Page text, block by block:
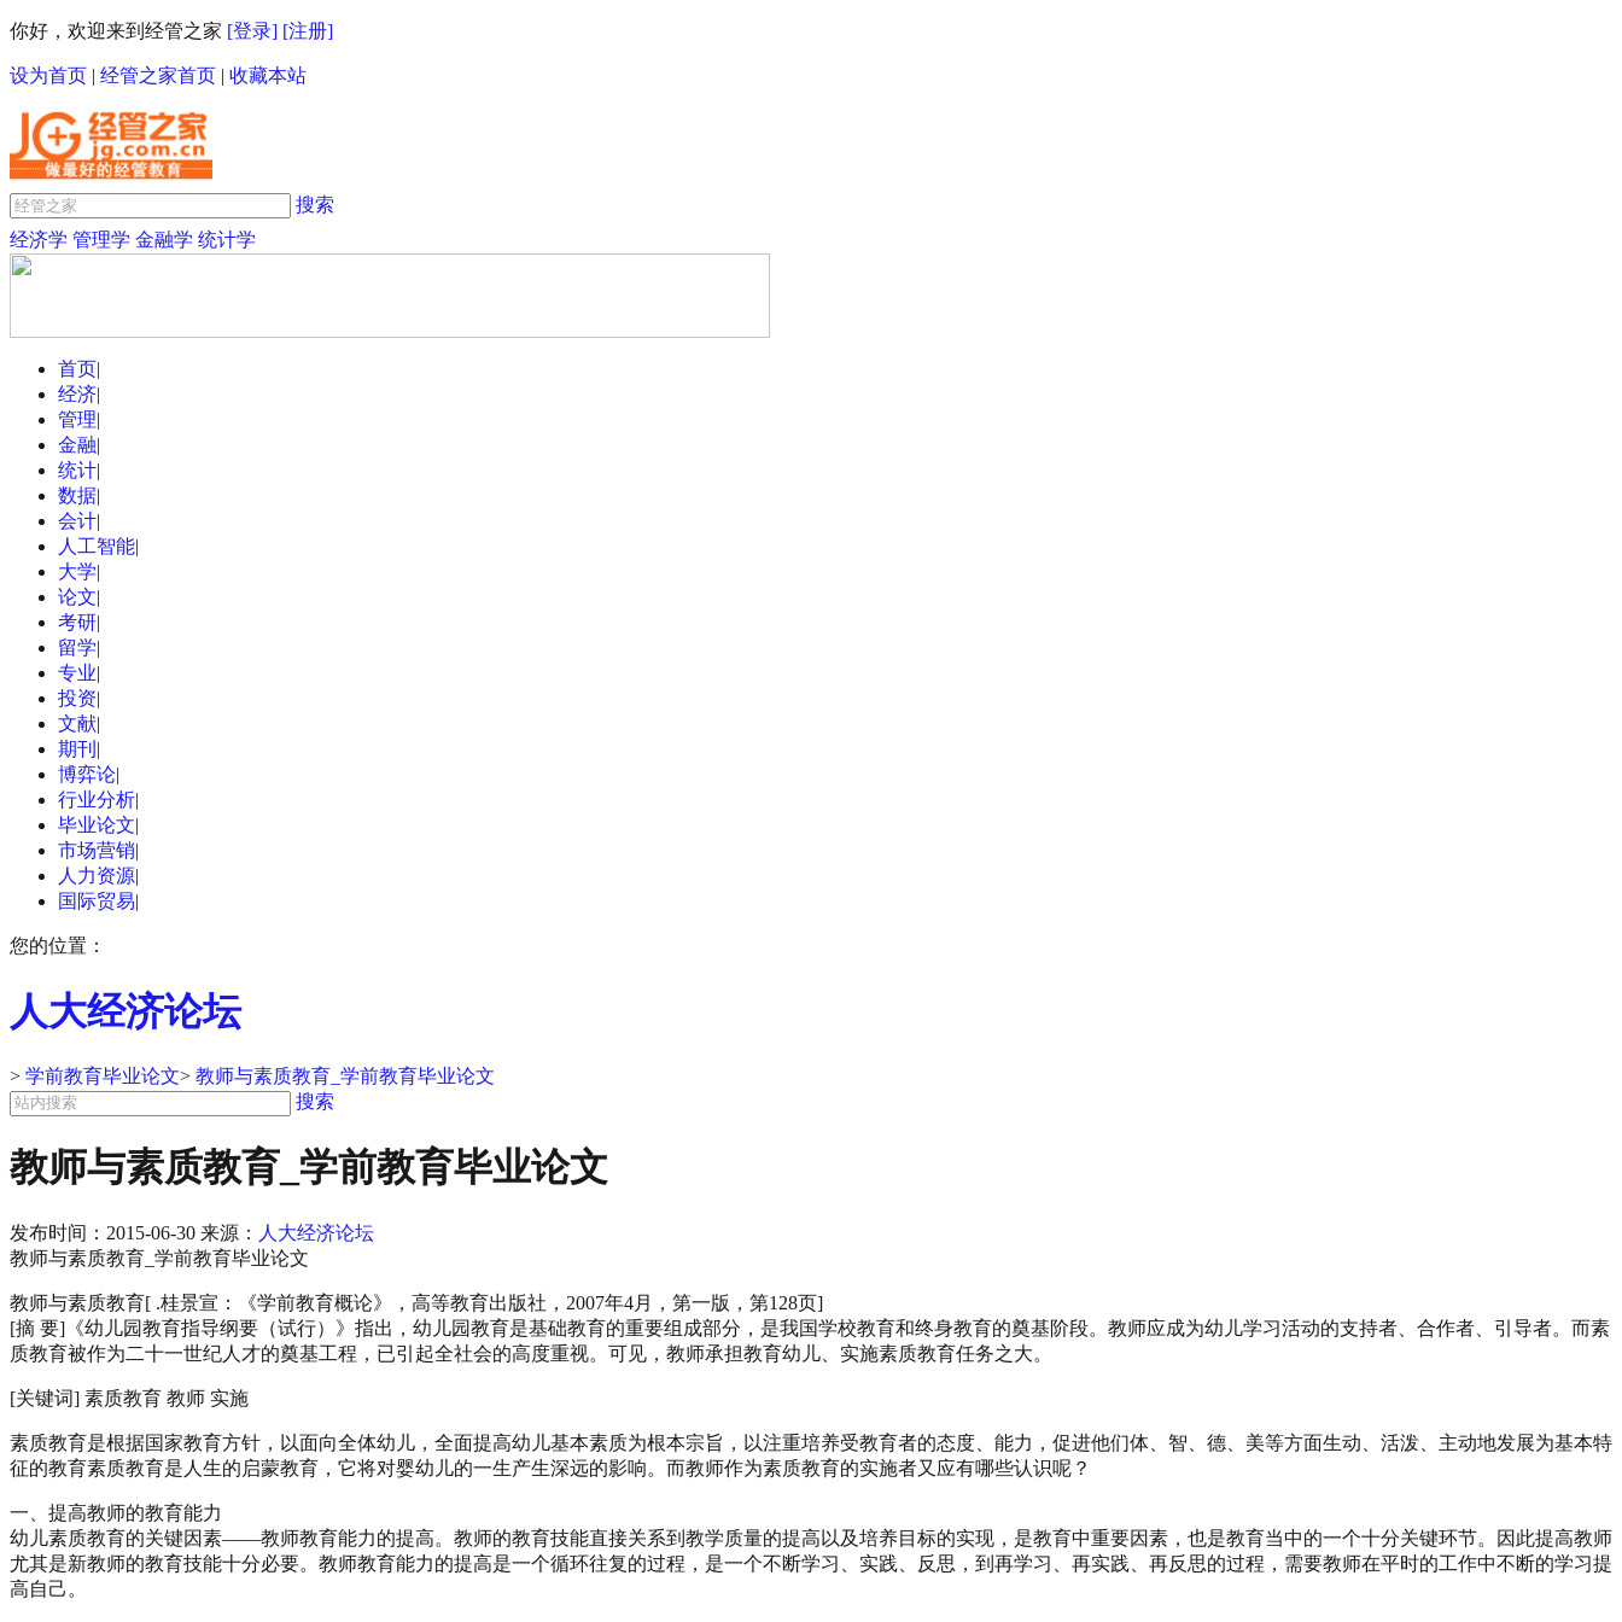
你好，欢迎来到经管之家 [登录] [注册]
设为首页 | 经管之家首页 | 收藏本站
搜索
经济学 管理学 金融学 统计学
首页|
经济|
管理|
金融|
统计|
数据|
会计|
人工智能|
大学|
论文|
考研|
留学|
专业|
投资|
文献|
期刊 |
博弈论|
行业分析|
毕业论文|
市场营销|
人力资源|
国际贸易|
您的位置：
人大经济论坛
> 学前教育毕业论文> 教师与素质教育_学前教育毕业论文
搜索
教师与素质教育_学前教育毕业论文
发布时间： 2015-06-30 来源： 人大经济论坛
教师与素质教育_学前教育毕业论文
教师与素质教育[ .桂景宣：《学前教育概论》，高等教育出版社，2007年4月，第一版，第128页]
[摘 要]《幼儿园教育指导纲要（试行）》指出，幼儿园教育是基础教育的重要组成部分，是我国学校教育和终身教育的奠基阶段。教师应成为幼儿学习活动的支持者、合作者、引导者。而素
质教育被作为二十一世纪人才的奠基工程，已引起全社会的高度重视。可见，教师承担教育幼儿、实施素质教育任务之大。
[关键词] 素质教育 教师 实施
素质教育是根据国家教育方针，以面向全体幼儿，全面提高幼儿基本素质为根本宗旨，以注重培养受教育者的态度、能力，促进他们体、智、德、美等方面生动、活泼、主动地发展为基本特
征的教育素质教育是人生的启蒙教育，它将对婴幼儿的一生产生深远的影响。而教师作为素质教育的实施者又应有哪些认识呢？
一、提高教师的教育能力
幼儿素质教育的关键因素——教师教育能力的提高。教师的教育技能直接关系到教学质量的提高以及培养目标的实现，是教育中重要因素，也是教育当中的一个十分关键环节。因此提高教师
尤其是新教师的教育技能十分必要。教师教育能力的提高是一个循环往复的过程，是一个不断学习、实践、反思，到再学习、再实践、再反思的过程，需要教师在平时的工作中不断的学习提
高自己。